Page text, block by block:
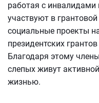
работая с инвалидами
участвуют в
социальные проекты
президентских
Благодаря этому
слепых живут
жизнью.